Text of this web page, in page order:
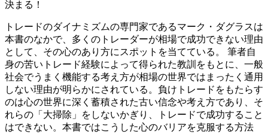
決まる！
トレードのダイナミズムの専門家であるマーク・ダグラスは
本書のなかで、多くのトレーダーが相場で成功できない理由
として、その心のあり方にスポットを当てている。 筆者自
身の苦いトレード経験によって得られた教訓をもとに、一般
社会でうまく機能する考え方が相場の世界ではまったく通用
しない理由が明らかにされている。負けトレードをもたらす
のは心の世界に深く蓄積された古い信念や考え方であり、そ
れらの「大掃除」をしないかぎり、トレードで成功すること
はできない。本書ではこうした心のバリアを克服する方法